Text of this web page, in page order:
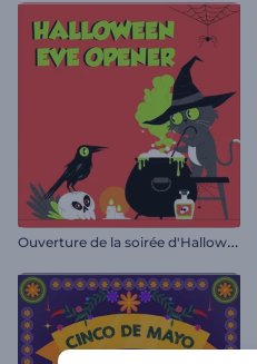
O
uverture de la soirée d'Halloween